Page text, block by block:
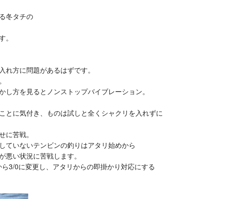
冬タチの
方に問題があるはずです。
方を見るとノンストップバイブレーション。
とに気付き、ものは試しと全くシャクリを入れずに
苦戦。
ていないテンビンの釣りはアタリ始めから
い状況に苦戦します。
3/0に変更し、アタリからの即掛かり対応にする